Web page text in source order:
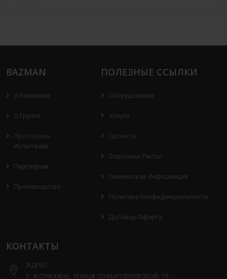
BAZMAN
О Компании
О Группе
Протоколы
Испытаний
Партнерам
Производство
ПОЛЕЗНЫЕ ССЫЛКИ
Оборудование
Услуги
Проекты
Опросные Листы
Техническая Информация
Политика Конфиденциальности
Договор-Оферта
КОНТАКТЫ
АДРЕС:
Г. АСТРАХАНЬ, УЛИЦА СОФЬИ ПЕРОВСКОЙ, 79